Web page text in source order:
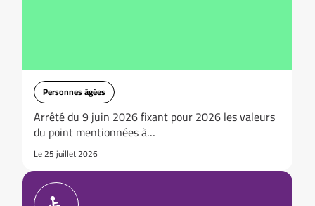
Personnes âgées
Arrêté du 9 juin 2026 fixant pour 2026 les valeurs
du point mentionnées à…
Le 25 juillet 2026